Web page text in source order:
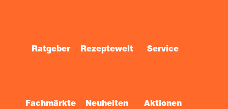
Ratgeber Rezeptewelt Service
Fachmärkte Neuheiten Aktionen